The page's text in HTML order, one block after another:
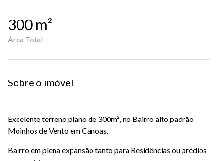
300 m²
Área Total
Sobre o imóvel
Excelente terreno plano de 300m², no Bairro alto padrão
Moinhos de Vento em Canoas.
Bairro em plena expansão tanto para Residências ou prédios